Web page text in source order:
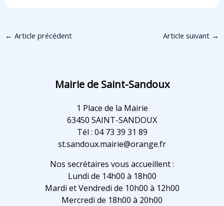
← Article précédent Article suivant →
Mairie de Saint-Sandoux
1 Place de la Mairie
63450 SAINT-SANDOUX
Tél : 04 73 39 31 89
st.sandoux.mairie@orange.fr
Nos secrétaires vous accueillent :
Lundi de 14h00 à 18h00
Mardi et Vendredi de 10h00 à 12h00
Mercredi de 18h00 à 20h00